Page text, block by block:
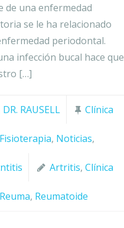
de una enfermedad
se le ha relacionado
periodontal.
infección bucal hace que
[…]
DR. RAUSELL Clínica
Fisioterapia, Noticias,
Artritis, Clínica
Reuma, Reumatoide